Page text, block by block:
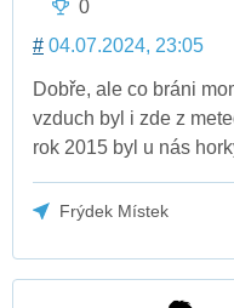
0
# 04.07.2024, 23:05
Dobře, ale co bráni
vzduch byl i zde z
rok 2015 byl u nás
Frýdek Místek